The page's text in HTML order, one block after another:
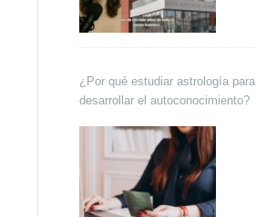
¿Por qué estudiar astrología para
desarrollar el autoconocimiento?